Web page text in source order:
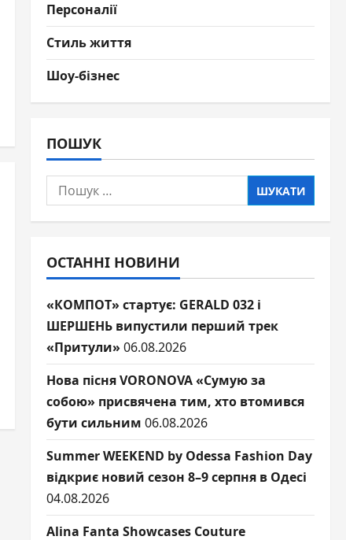
Персоналії
Стиль життя
Шоу-бізнес
ПОШУК
Пошук:
ОСТАННІ НОВИНИ
«КОМПОТ» стартує: GERALD 032 і
ШЕРШЕНЬ випустили перший трек
«Притули» 06.08.2026
Нова пісня VORONOVA «Сумую за
собою» присвячена тим, хто втомився
бути сильним 06.08.2026
Summer WEEKEND by Odessa Fashion Day
відкриє новий сезон 8–9 серпня в Одесі
04.08.2026
Alina Fanta Showcases Couture